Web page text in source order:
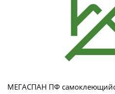
МЕГАСПАН ПФ